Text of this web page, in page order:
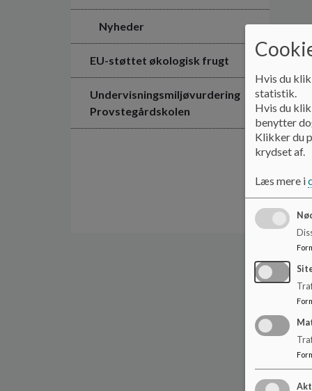
Nyheder
EU-støttet økologisk frugt
Undervisningsmiljøvurdering
Provstegårdskolen
Hvis du
statistik.
Hvis du
benytter
Klikker du
krydset af.
Læs mere i